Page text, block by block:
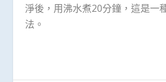
淨後，用沸水煮20分鐘，這是一
法。